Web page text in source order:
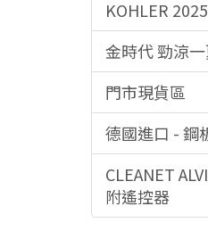
KOHLER
金時代 勁涼
門市現貨區
德國進口 - 鋼
CLEANET
附遙控器